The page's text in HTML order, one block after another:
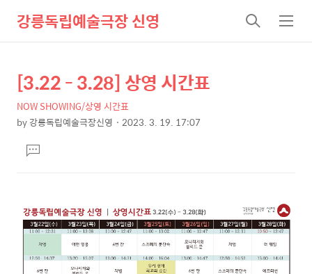
강릉독립예술극장 신영
검
색
메
뉴
상
세
컨
텐
츠
본
문
제
목
[3.22 - 3.28] 상영 시간표
NOW SHOWING/상영 시간표
by강릉독립예술극장신영 2023. 3. 19. 17:07
문댓
글